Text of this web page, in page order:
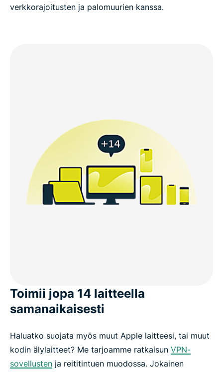
verkkorajoitusten ja palomuurien kanssa.
Toimii jopa 14 laitteella
samanaikaisesti
Haluatko suojata myös muut Apple laitteesi, tai muut
kodin älylaitteet? Me tarjoamme ratkaisun VPN-
sovellusten ja reititintuen muodossa. Jokainen